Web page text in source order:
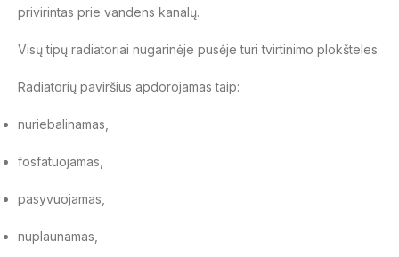
privirintas prie vandens kanalų.
Visų tipų radiatoriai nugarinėje pusėje turi tvirtinimo plokšteles.
Radiatorių paviršius apdorojamas taip:
nuriebalinamas,
fosfatuojamas,
pasyvuojamas,
nuplaunamas,